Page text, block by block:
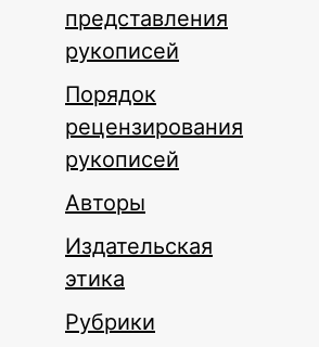
представления
рукописей
Порядок
рецензирования
рукописей
Авторы
Издательская
этика
Рубрики